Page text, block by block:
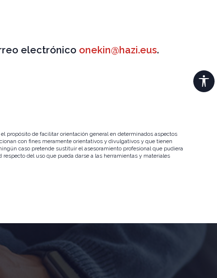
electrónico onekin@hazi.eus.
propósito de facilitar orientación general en determinados aspectos
con fines meramente orientativos y divulgativos y que tienen
caso pretende sustituir el asesoramiento profesional que pudiera
del uso que pueda darse a las herramientas y materiales